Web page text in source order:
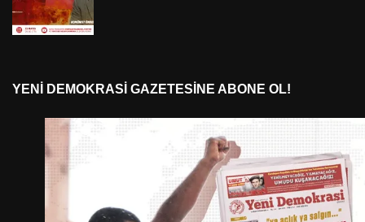
YENI DEMOKRASI GAZETESINE ABONE OL!